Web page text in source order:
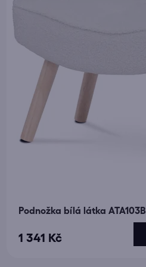
Podnožka bílá látka ATA103B
1 341 Kč